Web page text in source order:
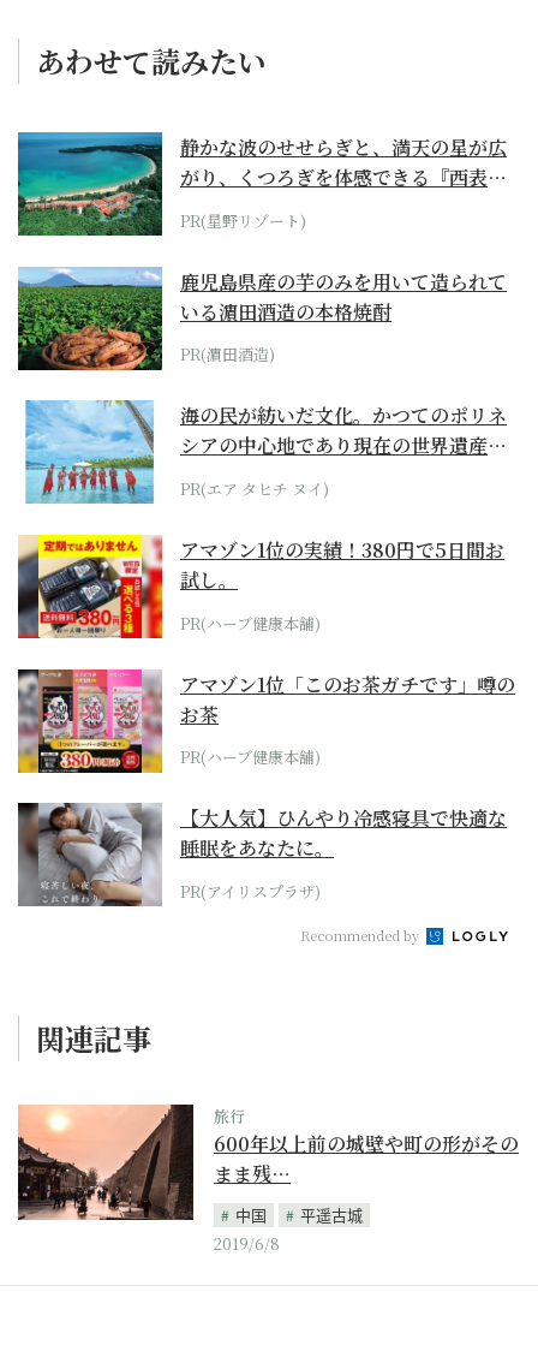
あわせて読みたい
静かな波のせせらぎと、満天の星が広
がり、くつろぎを体感できる『西表島
ホテル by...
PR(星野リゾート)
鹿児島県産の芋のみを用いて造られて
いる濵田酒造の本格焼酎
PR(濵田酒造)
海の民が紡いだ文化。かつてのポリネ
シアの中心地であり現在の世界遺産か
らみえてくる...
PR(エア タヒチ ヌイ)
アマゾン1位の実績！380円で5日間お
試し。
PR(ハーブ健康本舗)
アマゾン1位「このお茶ガチです」噂の
お茶
PR(ハーブ健康本舗)
【大人気】ひんやり冷感寝具で快適な
睡眠をあなたに。
PR(アイリスプラザ)
Recommended by
関連記事
旅行
600年以上前の城壁や町の形がその
まま残…
中国
平遥古城
2019/6/8